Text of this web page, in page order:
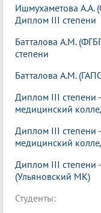
Ишмухаметова
Диплом III степени
Батталова А.М.
степени
Батталова А.М.
Диплом III степени
медицинский
Диплом III степени
медицинский
Диплом III степени
(Ульяновский МК)
Студенты: